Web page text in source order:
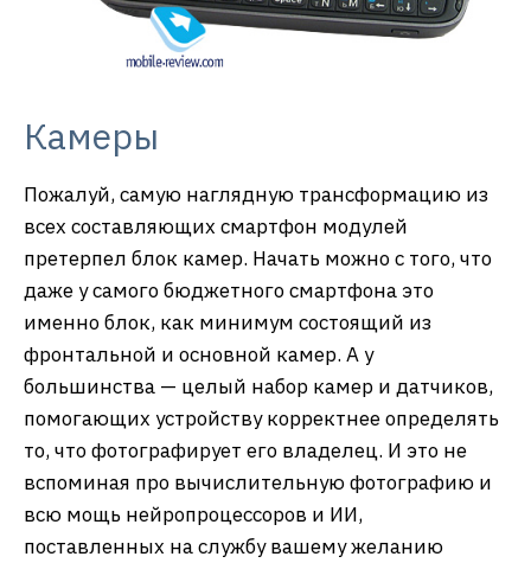
Камеры
Пожалуй, самую наглядную трансформацию из
всех составляющих смартфон модулей
претерпел блок камер. Начать можно с того, что
даже у самого бюджетного смартфона это
именно блок, как минимум состоящий из
фронтальной и основной камер. А у
большинства — целый набор камер и датчиков,
помогающих устройству корректнее определять
то, что фотографирует его владелец. И это не
вспоминая про вычислительную фотографию и
всю мощь нейропроцессоров и ИИ,
поставленных на службу вашему желанию